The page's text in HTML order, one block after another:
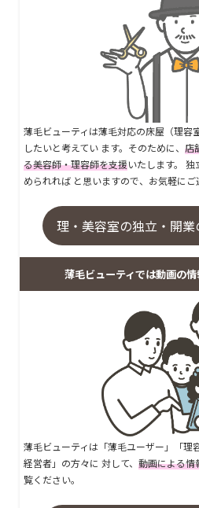
薄毛ビューティは薄毛対応の床屋（理容
したいと考えてい ます。そのために、 店
る美容師・理容師を支援いたします。
められれば と思いますので、お気軽にご
理・美容室の独立・開
薄毛ビューティでは動画の
薄毛ビューティは「薄毛ユーザー」「理
経営者」の方々に 対して、 動画による情
覧ください。